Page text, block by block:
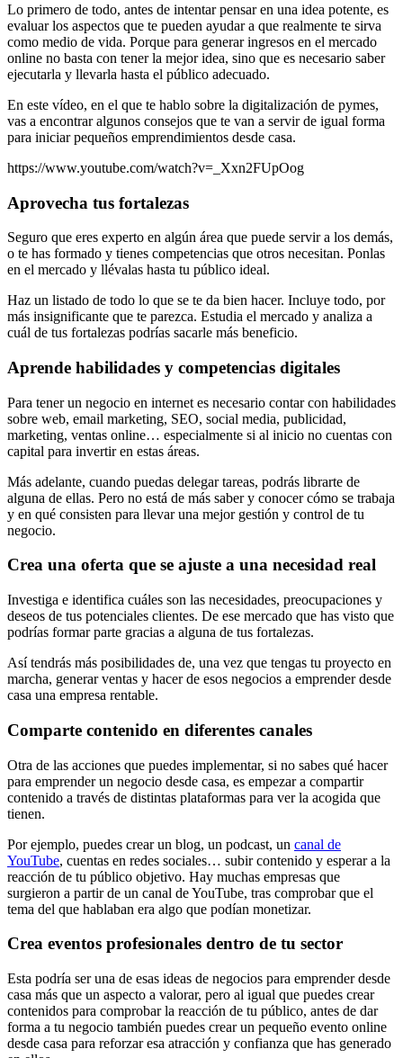
Lo primero de todo, antes de intentar pensar en una idea potente, es
evaluar los aspectos que te pueden ayudar a que realmente te sirva
como medio de vida. Porque para generar ingresos en el mercado
online no basta con tener la mejor idea, sino que es necesario saber
ejecutarla y llevarla hasta el público adecuado.
En este vídeo, en el que te hablo sobre la digitalización de pymes,
vas a encontrar algunos consejos que te van a servir de igual forma
para iniciar pequeños emprendimientos desde casa.
https://www.youtube.com/watch?v=_Xxn2FUpOog
Aprovecha tus fortalezas
Seguro que eres experto en algún área que puede servir a los demás,
o te has formado y tienes competencias que otros necesitan. Ponlas
en el mercado y llévalas hasta tu público ideal.
Haz un listado de todo lo que se te da bien hacer. Incluye todo, por
más insignificante que te parezca. Estudia el mercado y analiza a
cuál de tus fortalezas podrías sacarle más beneficio.
Aprende habilidades y competencias digitales
Para tener un negocio en internet es necesario contar con habilidades
sobre web, email marketing, SEO, social media, publicidad,
marketing, ventas online… especialmente si al inicio no cuentas con
capital para invertir en estas áreas.
Más adelante, cuando puedas delegar tareas, podrás librarte de
alguna de ellas. Pero no está de más saber y conocer cómo se trabaja
y en qué consisten para llevar una mejor gestión y control de tu
negocio.
Crea una oferta que se ajuste a una necesidad real
Investiga e identifica cuáles son las necesidades, preocupaciones y
deseos de tus potenciales clientes. De ese mercado que has visto que
podrías formar parte gracias a alguna de tus fortalezas.
Así tendrás más posibilidades de, una vez que tengas tu proyecto en
marcha, generar ventas y hacer de esos negocios a emprender desde
casa una empresa rentable.
Comparte contenido en diferentes canales
Otra de las acciones que puedes implementar, si no sabes qué hacer
para emprender un negocio desde casa, es empezar a compartir
contenido a través de distintas plataformas para ver la acogida que
tienen.
Por ejemplo, puedes crear un blog, un podcast, un canal de
YouTube, cuentas en redes sociales… subir contenido y esperar a la
reacción de tu público objetivo. Hay muchas empresas que
surgieron a partir de un canal de YouTube, tras comprobar que el
tema del que hablaban era algo que podían monetizar.
Crea eventos profesionales dentro de tu sector
Esta podría ser una de esas ideas de negocios para emprender desde
casa más que un aspecto a valorar, pero al igual que puedes crear
contenidos para comprobar la reacción de tu público, antes de dar
forma a tu negocio también puedes crear un pequeño evento online
desde casa para reforzar esa atracción y confianza que has generado